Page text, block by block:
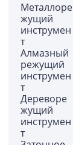
Металлоре
жущий
инструмен
т
Алмазный
режущий
инструмен
т
Дереворе
жущий
инструмен
т